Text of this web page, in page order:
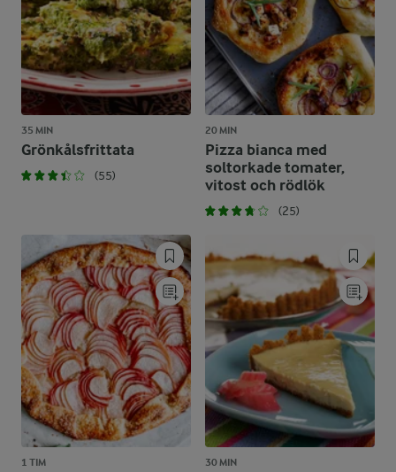
35 MIN
Grönkålsfrittata
(55)
20 MIN
Pizza bianca med
soltorkade tomater,
vitost och rödlök
(25)
1 TIM 30 MIN